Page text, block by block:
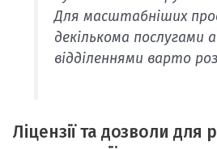
Для масштабніших
декількома послугами
відділеннями варто
Ліцензії та дозволи для